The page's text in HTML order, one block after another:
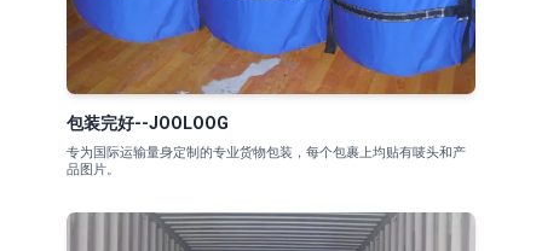
包装完好--JOOLOOG
专为国际运输量身定制的专业货物包装，每个包裹上均贴有唛头和产
品图片。